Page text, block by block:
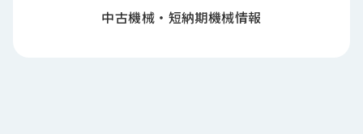
中古機械・短納期機械情報